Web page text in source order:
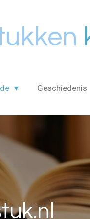
Geschiedenis